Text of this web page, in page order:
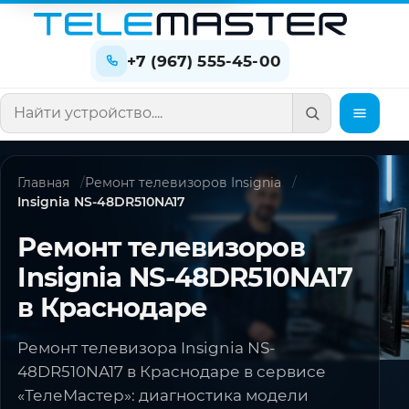
+7 (967) 555-45-00
Поиск по сайту
Главная
Ремонт телевизоров Insignia
Insignia NS-48DR510NA17
Ремонт телевизоров
Insignia NS-48DR510NA17
в Краснодаре
Ремонт телевизора Insignia NS-
48DR510NA17 в Краснодаре в сервисе
«ТелеМастер»: диагностика модели